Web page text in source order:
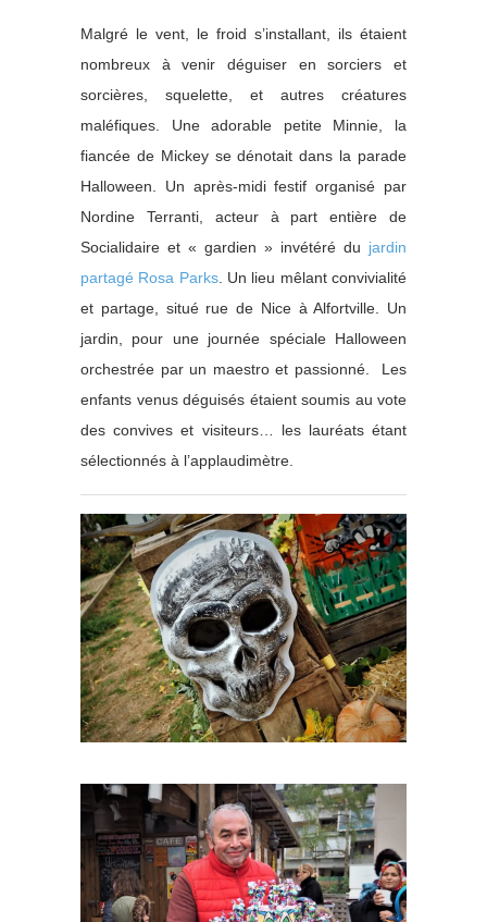
Malgré le vent, le froid s’installant, ils étaient
nombreux à venir déguiser en sorciers et
sorcières, squelette, et autres créatures
maléfiques. Une adorable petite Minnie, la
fiancée de Mickey se dénotait dans la parade
Halloween. Un après-midi festif organisé par
Nordine Terranti, acteur à part entière de
Socialidaire et « gardien » invétéré du jardin
partagé Rosa Parks. Un lieu mêlant convivialité
et partage, situé rue de Nice à Alfortville. Un
jardin, pour une journée spéciale Halloween
orchestrée par un maestro et passionné. Les
enfants venus déguisés étaient soumis au vote
des convives et visiteurs… les lauréats étant
sélectionnés à l’applaudimètre.